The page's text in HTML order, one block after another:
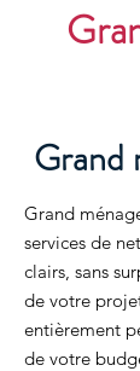
Grand
Grand
services de
clairs, sans
de votre
entièrement
de votre